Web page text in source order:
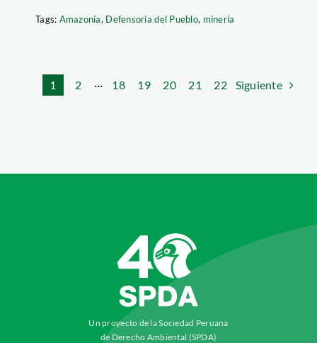
Tags: Amazonía, Defensoría del Pueblo, minería
1 2 ··· 18 19 20 21 22 Siguiente
Un proyecto de la Sociedad Peruana
de Derecho Ambiental (SPDA)